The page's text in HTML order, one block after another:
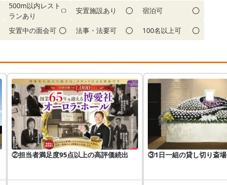
500m以内レスト
ランあり
安置施設あり
宿泊可
安置中の面会可 法事・法要可 100名以上可
②担当者満足度95点以上の高評価続出 ③1日一組の貸し切り斎場